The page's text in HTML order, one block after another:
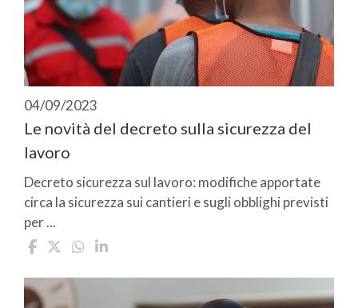
04/09/2023
Le novità del decreto sulla sicurezza del
lavoro
Decreto sicurezza sul lavoro: modifiche apportate
circa la sicurezza sui cantieri e sugli obblighi previsti
per ...